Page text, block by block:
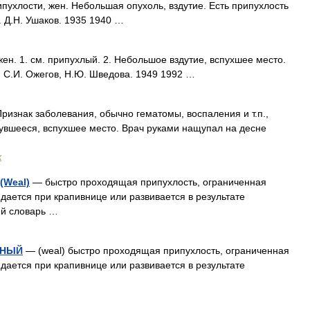
жен. Небольшая опухоль, вздутие. Есть припухлость
Д.Н. Ушаков. 1935 1940 …
см. припухлый. 2. Небольшое вздутие, вспухшее место.
С.И. Ожегов, Н.Ю. Шведова. 1949 1992 …
заболевания, обычно гематомы, воспаления и т.п.,
вспухшее место. Врач руками нащупал на десне
— быстро проходящая припухлость, ограниченная
при крапивнице или развивается в результате
словарь …
— (weal) быстро проходящая припухлость, ограниченная
при крапивнице или развивается в результате